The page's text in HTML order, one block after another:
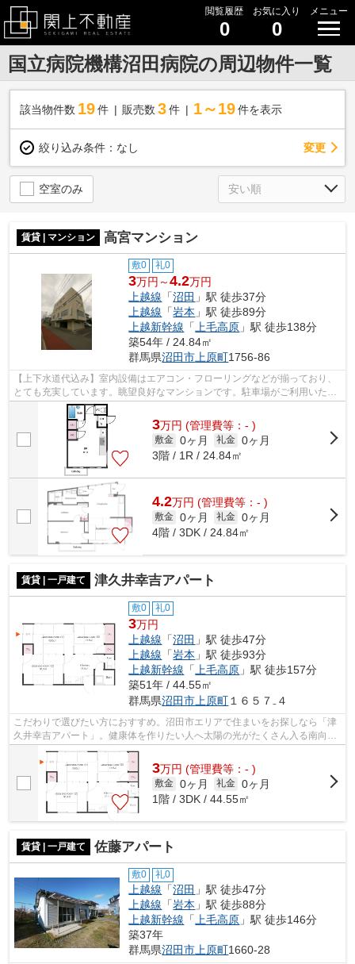
閲覧履歴
0
お気に入り
0
メニュー
国立病院機構沼田病院の周辺物件一覧
該当物件数 19件 販売数 3 件 1～19 件を表示
絞り込み条件： なし 変更
空室のみ
賃貸 | マンション 高宮マンション
敷0 礼0
3万円～4.2万円
上越線 「沼田 」駅 徒歩37分
上越線 「岩本 」駅 徒歩89分
上越新幹線 「上毛高原 」駅 徒歩138分
築54年 / 24.84㎡
群馬県沼田市上原町1756-86
【上下水道代込み】室内設備はエアコン・フローリングなどが揃っており、
とても充実しています。眺望良好なマンションです。駐車場がご利用いただ
けるマンションです。沼田市での住ま...
3万円 (管理費等：- )
敷金 0ヶ月 礼金 0ヶ月
3階 / 1R / 24.84㎡
4.2万円 (管理費等：- )
敷金 0ヶ月 礼金 0ヶ月
4階 / 3DK / 24.84㎡
賃貸 | 一戸建て 津久井幸吉アパート
敷0 礼0
3万円
上越線 「沼田 」駅 徒歩47分
上越線 「岩本 」駅 徒歩93分
上越新幹線 「 上毛高原 」駅 徒歩157分
築51年 / 44.55㎡
群馬県沼田市 上原町 １６５７₋４
こだわりで選びたい方におすすめ。沼田市エリアで住まいをお探しなら「津
久井幸吉アパート」。健康体を作りたい人へ太陽の光がたくさん入る南向き
の一戸建て。すぐにご案内できる空室...
3万円 (管理費等：- )
敷金 0ヶ月 礼金 0ヶ月
1階 / 3DK / 44.55㎡
賃貸 | 一戸建て 佐藤アパート
敷0 礼0
上越線 「沼田 」駅 徒歩47分
上越線 「岩本 」駅 徒歩88分
上越新幹線 「 上毛高原 」駅 徒歩146分
築37年
群馬県沼田市 上原町1660-28